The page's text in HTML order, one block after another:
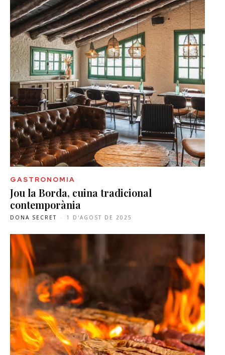
GASTRONOMIA
Jou la Borda, cuina tradicional
contemporània
DONA SECRET - 1 D'AGOST DE 2025